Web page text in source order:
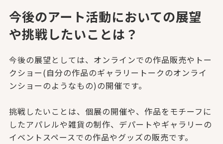
今後のアート活動においての展望
や挑戦したいことは？
今後の展望としては、オンラインでの作品販売やトー
クショー(自分の作品のギャラリートークのオンライ
ンショーのようなもの)の開催です。
挑戦したいことは、個展の開催や、作品をモチーフに
したアパレルや雑貨の制作、デパートやギャラリーの
イベントスペースでの作品やグッズの販売です。